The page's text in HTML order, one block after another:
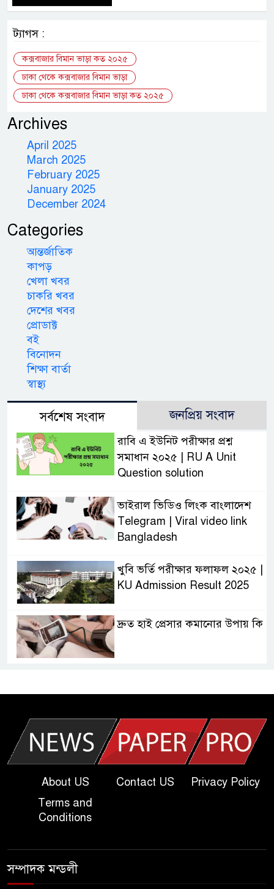
ট্যাগস :
কক্সবাজার বিমান ভাড়া কত ২০২৫
ঢাকা থেকে কক্সবাজার বিমান ভাড়া
ঢাকা থেকে কক্সবাজার বিমান ভাড়া কত ২০২৫
Archives
April 2025
March 2025
February 2025
January 2025
December 2024
Categories
আন্তর্জাতিক
কাপড়
খেলা খবর
চাকরি খবর
দেশের খবর
প্রোডাক্ট
বই
বিনোদন
শিক্ষা বার্তা
স্বাস্থ্য
সর্বশেষ সংবাদ জনপ্রিয় সংবাদ
রাবি এ ইউনিট পরীক্ষার প্রশ্ন
সমাধান ২০২৫ | RU A Unit
Question solution
ভাইরাল ভিডিও লিংক বাংলাদেশ
Telegram | Viral video link
Bangladesh
খুবি ভর্তি পরীক্ষার ফলাফল ২০২৫ |
KU Admission Result 2025
দ্রুত হাই প্রেসার কমানোর উপায় কি
| Today Dakhil Exam
খুবি সি ইউনিট ভর্তি পরীক্ষার প্রশ্ন
২০২৫ | KU C Unit Admission
Question
About US Contact US
Privacy Policy
Terms and
Conditions
সম্পাদক মন্ডলী